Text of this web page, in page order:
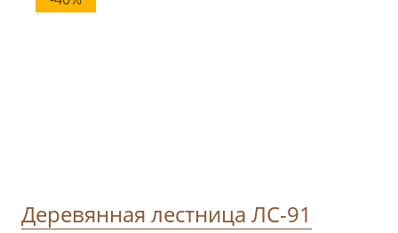
Деревянная лестница ЛС-91